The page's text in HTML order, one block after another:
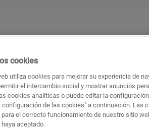
sillas con
Step?
atención específica. Es necesario
sillas, para múltiples propósitos.
cookies
utiliza cookies para mejorar su experiencia de
el intercambio social y mostrar anuncios
cookies analíticas o puede editar la
configuración de las cookies" a continuación. Las
el correcto funcionamiento de nuestro sitio
aceptado.